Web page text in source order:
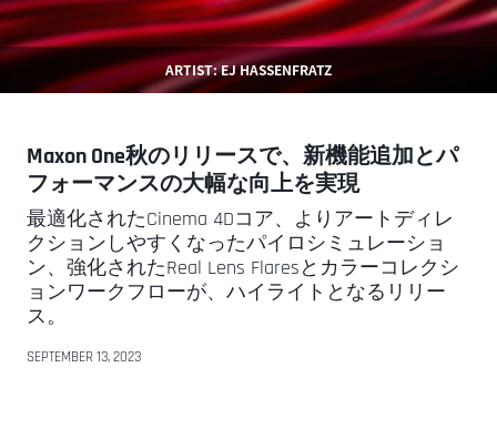
ARTIST: EJ HASSENFRATZ
Maxon One秋のリリースで、新機能追加とパ
フォーマンスの大幅な向上を実現
最適化されたCinema 4Dコア、よりアートディレ
クションしやすくなったパイロシミュレーショ
ン、強化されたReal Lens Flaresとカラーコレクシ
ョンワークフローが、ハイライトとなるリリー
ス。
SEPTEMBER 13, 2023